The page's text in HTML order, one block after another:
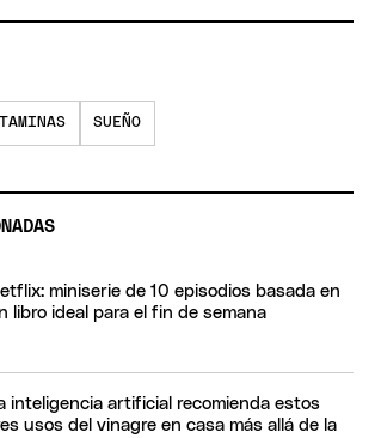
SUEÑO
miniserie de 10 episodios basada en
libro ideal para el fin de semana
inteligencia artificial recomienda estos
usos del vinagre en casa más allá de la